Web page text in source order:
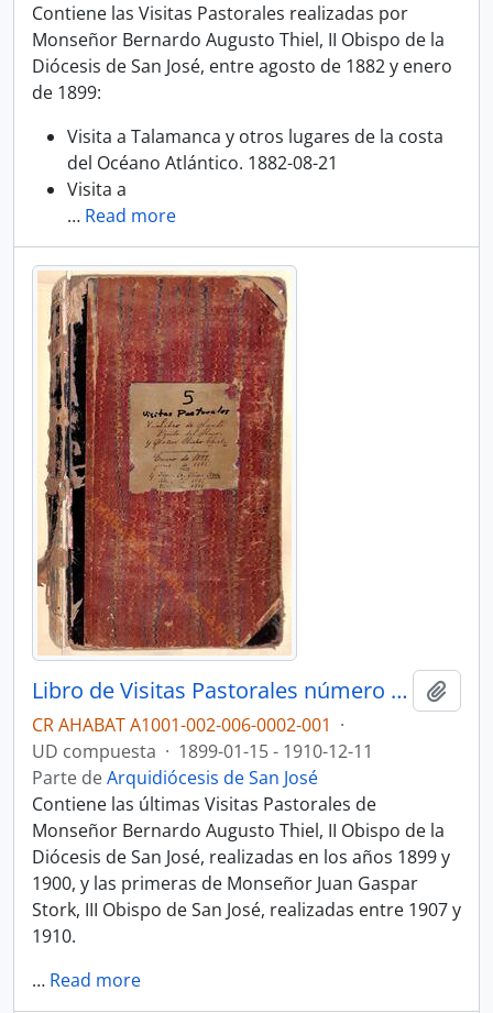
Contiene las Visitas Pastorales realizadas por
Monseñor Bernardo Augusto Thiel, II Obispo de la
Diócesis de San José, entre agosto de 1882 y enero
de 1899:
Visita a Talamanca y otros lugares de la costa
del Océano Atlántico. 1882-08-21
Visita a
… Read more
Libro de Visitas Pastorales número 5: Visitas de Bernardo Augusto Thiel, II Obispo de San José (1899 -1900), y Juan Gaspar Stork, III Obispo de San José (1907-1910)
CR AHABAT A1001-002-006-0002-001 ·
UD compuesta · 1899-01-15 - 1910-12-11
Parte deArquidiócesis de San José
Contiene las últimas Visitas Pastorales de
Monseñor Bernardo Augusto Thiel, II Obispo de la
Diócesis de San José, realizadas en los años 1899 y
1900, y las primeras de Monseñor Juan Gaspar
Stork, III Obispo de San José, realizadas entre 1907 y
1910.
… Read more